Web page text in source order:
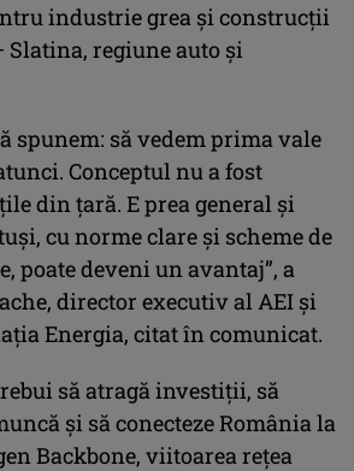
industrie grea şi construcţii
Slatina, regiune auto şi
spunem: să vedem prima vale
Conceptul nu a fost
din ţară. E prea general şi
cu norme clare şi scheme de
poate deveni un avantaj”, a
director executiv al AEI şi
Energia, citat în comunicat.
să atragă investiţii, să
şi să conecteze România la
Backbone, viitoarea reţea